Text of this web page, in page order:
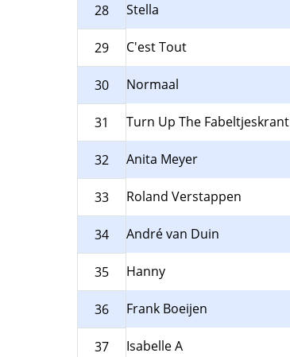
28 Stella
29 C'est Tout
30 Normaal
31 Turn Up The Fabeltjeskrant
32 Anita Meyer
33 Roland Verstappen
34 André van Duin
35 Hanny
36 Frank Boeijen
37 Isabelle A